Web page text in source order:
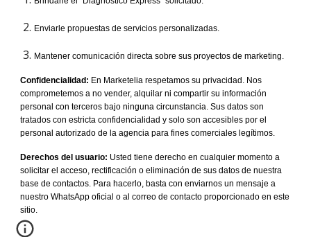
Enviarle propuestas de servicios personalizadas.
Mantener comunicación directa sobre sus proyectos de marketing.
Confidencialidad: En Marketelia respetamos su privacidad. Nos
comprometemos a no vender, alquilar ni compartir su información
personal con terceros bajo ninguna circunstancia. Sus datos son
tratados con estricta confidencialidad y solo son accesibles por el
personal autorizado de la agencia para fines comerciales legítimos.
Derechos del usuario: Usted tiene derecho en cualquier momento a
solicitar el acceso, rectificación o eliminación de sus datos de nuestra
base de contactos. Para hacerlo, basta con enviarnos un mensaje a
nuestro WhatsApp oficial o al correo de contacto proporcionado en este
sitio.